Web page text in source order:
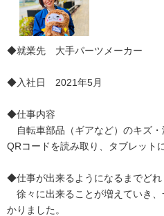
◆就業先 大手パーツメーカー
◆入社日 2021年5月
◆仕事内容
自転車部品（ギアなど）のキズ
QRコードを読み取り、タブレット
◆仕事が出来るようになるまでど
徐々に出来ることが増えていき
かりました。